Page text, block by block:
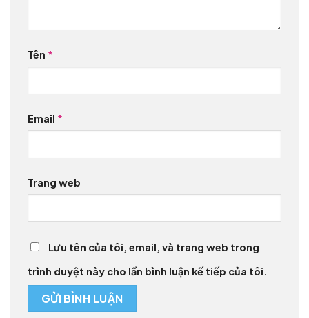
Tên *
Email *
Trang web
Lưu tên của tôi, email, và trang web trong
trình duyệt này cho lần bình luận kế tiếp của tôi.